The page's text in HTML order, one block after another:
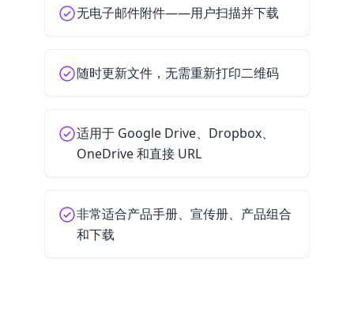
无电子邮件附件——用户扫描并下载
随时更新文件，无需重新打印二维码
适用于 Google Drive、Dropbox、
OneDrive 和直接 URL
非常适合产品手册、宣传册、产品组合
和下载